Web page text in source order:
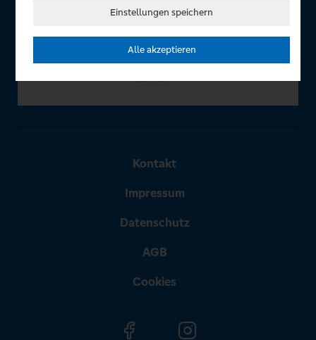
In Zusammenarbeit mit
Kontakt
Impressum
Datenschutz
AGB
Cookies
Einstellungen speichern
Alle akzeptieren